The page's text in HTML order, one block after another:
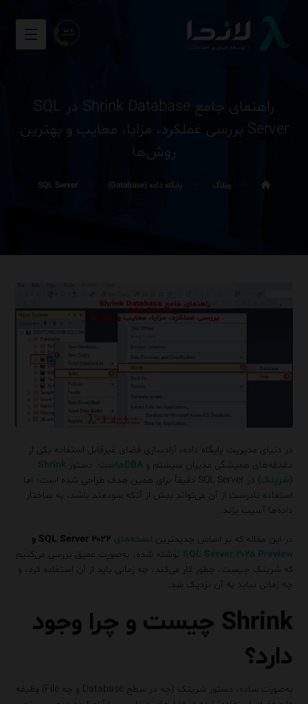
راهنمای جامع Shrink Database در SQL
Server بررسی عملکرد، مزایا، معایب و بهترین
روش‌ها
وبلاگ پایگاه داده (Database) SQL Server
در دنیای مدیریت پایگاه داده، آزادسازی فضای غیرقابل استفاده یکی از
دغدغه‌های همیشگی مدیران سیستم وDBAهاست . دستورShrink
(شرینک
) در SQL Server دقیقاً برای همین هدف طراحی شده است؛ اما
استفاده نادرست از آن می‌تواند بیش از آنکه سودمند باشد، به ساختار
داده‌ها آسیب بزند.
در این مقاله که بر اساس جدیدترین نسخه‌های
SQL Server ۲۰۲۵ Preview نوشته شده، به‌صورت عمیق بررسی می‌کنیم
که شرینک چیست، چطور کار می‌کند، چه زمانی باید از آن استفاده کرد، و
چه زمانی نباید به آن نزدیک شد.
Shrink چیس‎ت و چرا وجود
دارد؟
به‌صورت ساده، دستور شرینک (چه در سطح Database و چه File) وظیفه